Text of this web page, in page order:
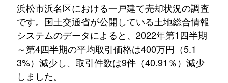
浜松市浜名区における一戸建て売却状況の調査
です。国土交通省が公開している土地総合情報
システムのデータによると、2022年第1四半期
～第4四半期の平均取引価格は400万円（5.1
3%）減少し、取引件数は9件（40.91％）減少
しました。